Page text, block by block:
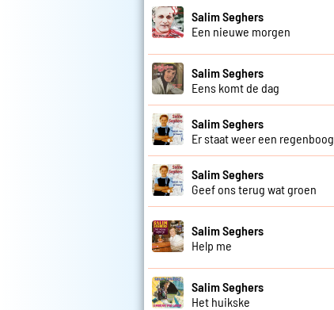
Salim Seghers
Een nieuwe morgen
Salim Seghers
Eens komt de dag
Salim Seghers
Er staat weer een regenboog
Salim Seghers
Geef ons terug wat groen
Salim Seghers
Help me
Salim Seghers
Het huikske